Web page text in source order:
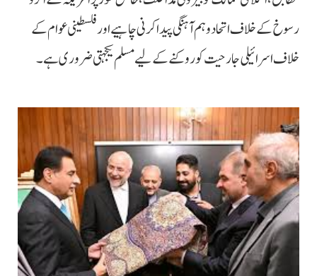
رسوخ کے خلاف اتحاد و ہم آہنگی پیدا کرنی چاہیےاور فلسطینی عوام کے
خلاف اسرائیلی جارحیت کو روکنے کے لیے مسلم یکجہتی ضروری ہے۔